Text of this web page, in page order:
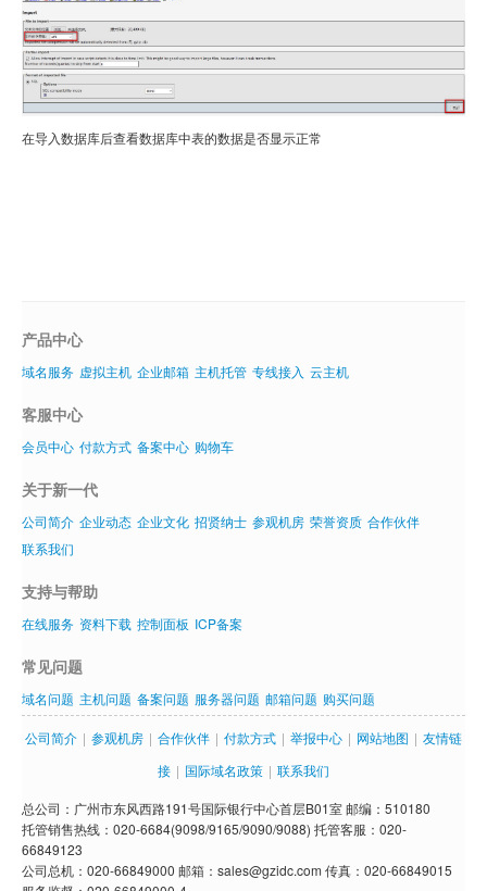
在导入数据库后查看数据库中表的数据是否显示正常
产品中心
域名服务 虚拟主机 企业邮箱 主机托管 专线接入 云主机
客服中心
会员中心 付款方式 备案中心 购物车
关于新一代
公司简介 企业动态 企业文化 招贤纳士 参观机房 荣誉资质 合作伙伴
联系我们
支持与帮助
在线服务 资料下载 控制面板 ICP备案
常见问题
域名问题 主机问题 备案问题 服务器问题 邮箱问题 购买问题
公司简介 | 参观机房 | 合作伙伴 | 付款方式 | 举报中心 | 网站地图 | 友情链
接 | 国际域名政策 | 联系我们
总公司：广州市东风西路191号国际银行中心首层B01室 邮编：510180
托管销售热线：020-6684(9098/9165/9090/9088) 托管客服：020-
66849123
公司总机：020-66849000 邮箱：sales@gzidc.com 传真：020-66849015